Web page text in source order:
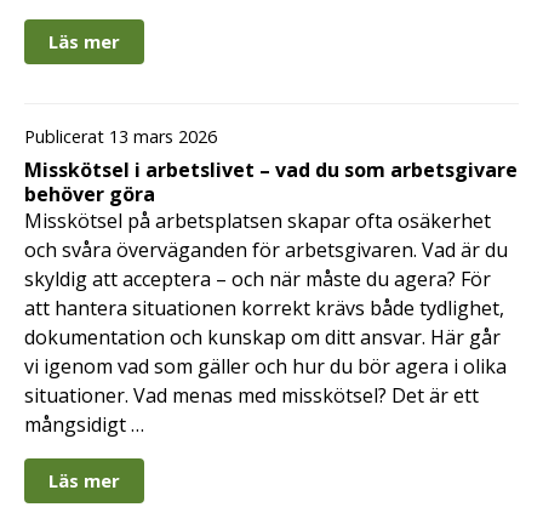
Läs mer
Publicerat 13 mars 2026
Misskötsel i arbetslivet – vad du som arbetsgivare
behöver göra
Misskötsel på arbetsplatsen skapar ofta osäkerhet
och svåra överväganden för arbetsgivaren. Vad är du
skyldig att acceptera – och när måste du agera? För
att hantera situationen korrekt krävs både tydlighet,
dokumentation och kunskap om ditt ansvar. Här går
vi igenom vad som gäller och hur du bör agera i olika
situationer. Vad menas med misskötsel? Det är ett
mångsidigt …
Läs mer